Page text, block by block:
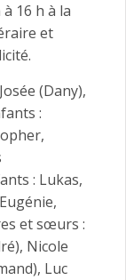
16 h à la
et
(Dany),
:
: Lukas,
et sœurs :
Nicole
Luc